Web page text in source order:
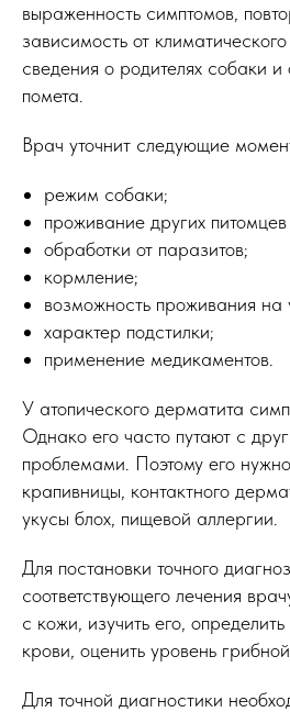
выраженность симптомов,
зависимость от
сведения о родителях собаки и
помета.
Врач уточнит следующие
режим собаки;
проживание других
обработки от паразитов;
кормление;
возможность проживания на
характер подстилки;
применение медикаментов.
У атопического дерматита
Однако его часто путают с
проблемами. Поэтому его нужно
крапивницы, контактного
укусы блох, пищевой аллергии.
Для постановки точного
соответствующего лечения
с кожи, изучить его,
крови, оценить уровень
Для точной диагностики